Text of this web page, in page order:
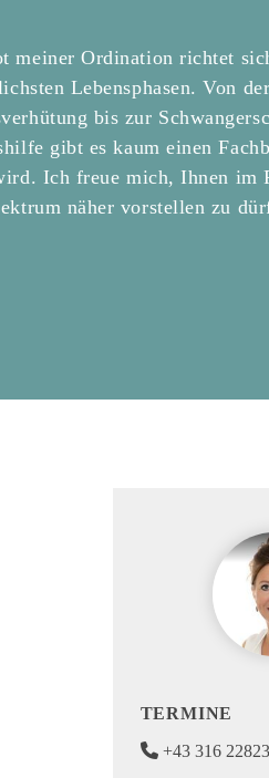
meiner Ordination richtet
Lebensphasen. Von der
bis zur
gibt es kaum einen
Ich freue mich, Ihnen im
näher vorstellen zu
TERMINE
 +43 316